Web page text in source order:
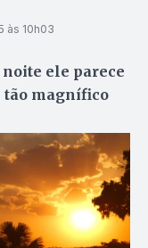
às 10h03
noite ele parece
tão magnífico